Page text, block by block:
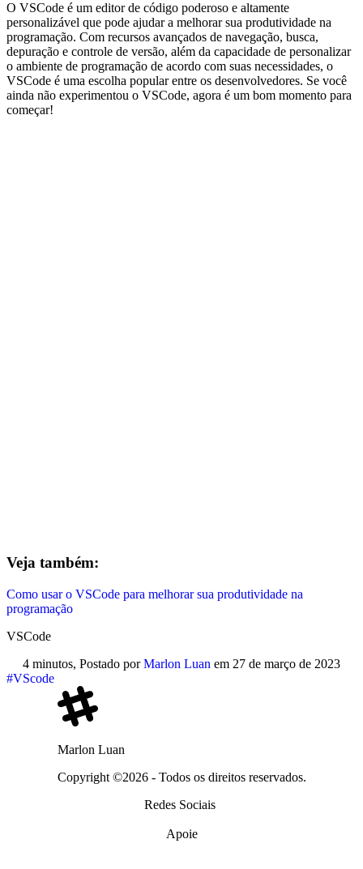
O VSCode é um editor de código poderoso e altamente
personalizável que pode ajudar a melhorar sua produtividade na
programação. Com recursos avançados de navegação, busca,
depuração e controle de versão, além da capacidade de personalizar
o ambiente de programação de acordo com suas necessidades, o
VSCode é uma escolha popular entre os desenvolvedores. Se você
ainda não experimentou o VSCode, agora é um bom momento para
começar!
Veja também:
Como usar o VSCode para melhorar sua produtividade na
programação
VSCode
4 minutos, Postado porMarlon Luan em 27 de março de 2023
#VScode
Marlon Luan
Copyright ©2026 - Todos os direitos reservados.
Redes Sociais
Apoie